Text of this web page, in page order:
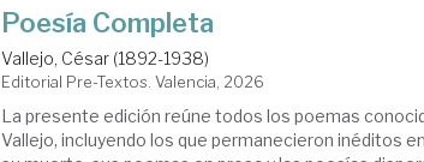
Poesía Completa
Vallejo, César (1892-1938)
Editorial Pre-Textos. Valencia, 2026
La presente edición reúne todos los poemas
Vallejo, incluyendo los que permanecieron inéditos